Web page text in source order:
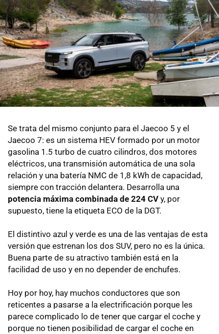
Se trata del mismo conjunto para el Jaecoo 5 y el
Jaecoo 7: es un sistema HEV formado por un motor
gasolina 1.5 turbo de cuatro cilindros, dos motores
eléctricos, una transmisión automática de una sola
relación y una batería NMC de 1,8 kWh de capacidad,
siempre con tracción delantera. Desarrolla una
potencia máxima combinada de 224 CV y, por
supuesto, tiene la etiqueta ECO de la DGT.
El distintivo azul y verde es una de las ventajas de esta
versión que estrenan los dos SUV, pero no es la única.
Buena parte de su atractivo también está en la
facilidad de uso y en no depender de enchufes.
Hoy por hoy, hay muchos conductores que son
reticentes a pasarse a la electrificación porque les
parece complicado lo de tener que cargar el coche y
porque no tienen posibilidad de cargar el coche en